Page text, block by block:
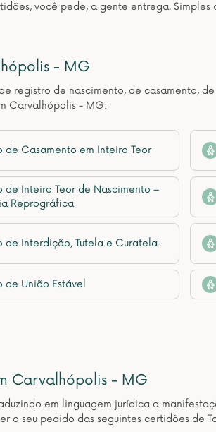
você pede, a gente entrega. Simples
- MG
registro de nascimento, de casamento,
Carvalhópolis - MG:
de Casamento em Inteiro Teor
de Inteiro Teor de Nascimento –
Reprográfica
de Interdição, Tutela e Curatela
União Estável
Carvalhópolis - MG
em linguagem jurídica a
seu pedido das seguintes certidões de